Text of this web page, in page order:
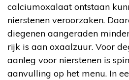
calciumoxalaat ontstaan
nierstenen veroorzaken.
diegenen aangeraden
rijk is aan oxaalzuur. Voor
aanleg voor nierstenen is
aanvulling op het menu. In